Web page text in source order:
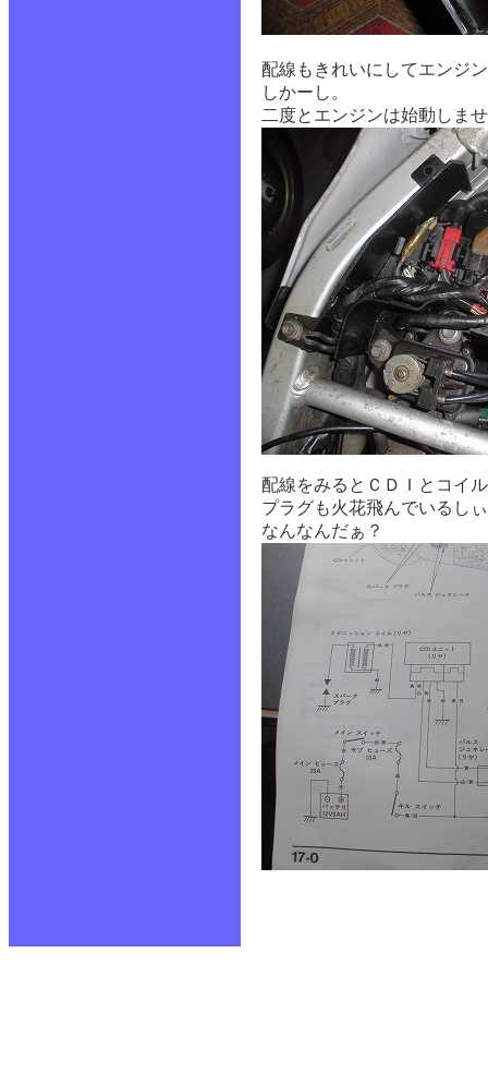
配線もきれいにしてエンジ
しかーし。
二度とエンジンは始動しま
配線をみるとＣＤＩとコイ
プラグも火花飛んでいるし
なんなんだぁ？